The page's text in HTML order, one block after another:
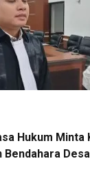
Hukum Minta
Bendahara